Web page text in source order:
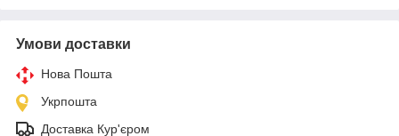
Умови доставки
Нова Пошта
Укрпошта
Доставка Кур'єром